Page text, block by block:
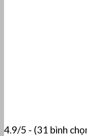
4.9/5 - (31 bình